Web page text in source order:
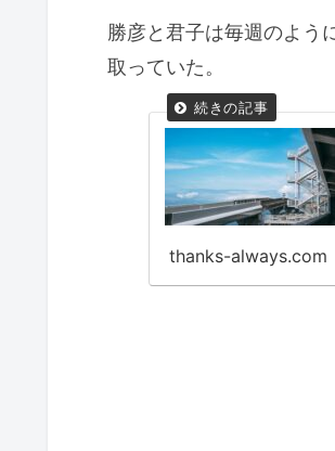
勝彦と君子は毎週のよう
取っていた。
thanks-always.com